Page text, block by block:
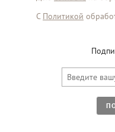
С Политикой